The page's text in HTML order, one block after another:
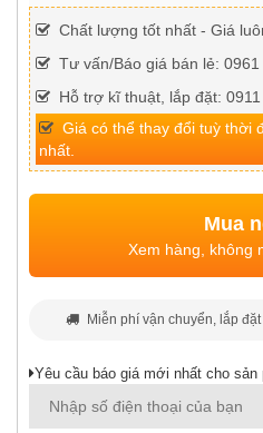
Chất lượng tốt nhất - Giá
Tư vấn/Báo giá bán lẻ:
Hỗ trợ kĩ thuật, lắp đặt:
Giá có thể thay đổi tuỳ thời
nhất.
Mua
Xem hàng, không
Miễn phí vận chuyển, lắp
Yêu cầu báo giá mới nhất cho sản